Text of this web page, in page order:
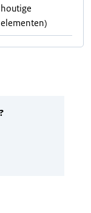
houtige
elementen)